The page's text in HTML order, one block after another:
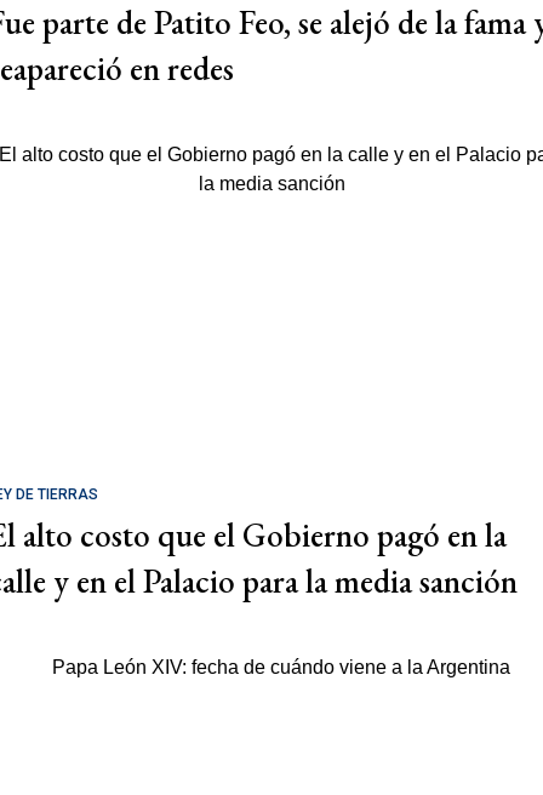
parte de Patito Feo, se alejó de la fama
en redes
DE TIERRAS
alto costo que el Gobierno pagó en la
y en el Palacio para la media sanción